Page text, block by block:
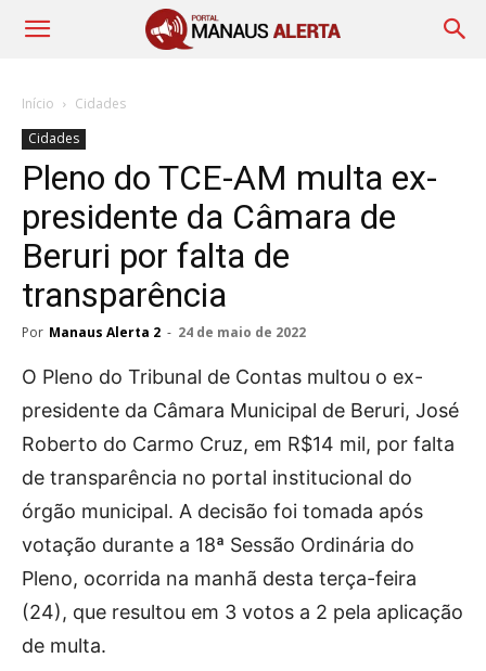
Início
Cidades
Cidades
Pleno do TCE-AM multa ex-
presidente da Câmara de
Beruri por falta de
transparência
Por Manaus Alerta 2 - 24 de maio de 2022
O Pleno do Tribunal de Contas multou o ex-
presidente da Câmara Municipal de Beruri, José
Roberto do Carmo Cruz, em R$14 mil, por falta
de transparência no portal institucional do
órgão municipal. A decisão foi tomada após
votação durante a 18ª Sessão Ordinária do
Pleno, ocorrida na manhã desta terça-feira
(24), que resultou em 3 votos a 2 pela aplicação
de multa.